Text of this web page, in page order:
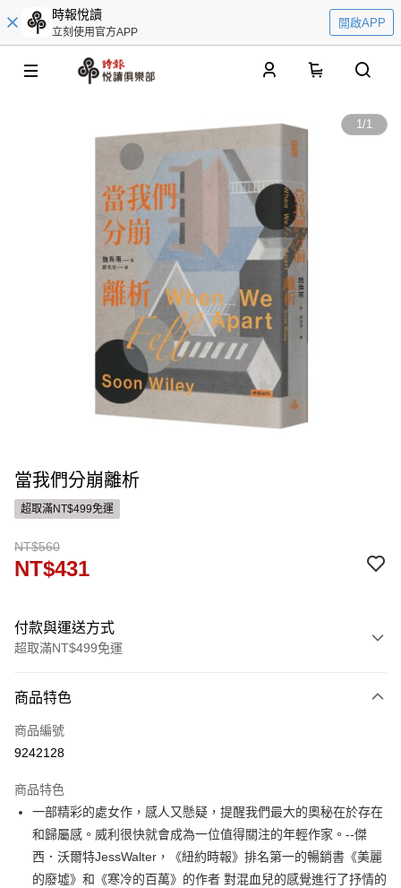
時報悅讀
立刻使用官方APP
開啟APP
1/1
當我們分崩離析
超取滿NT$499免運
NT$560
NT$431
付款與運送方式
超取滿NT$499免運
信用卡一次付款
ATM付款
運送方式
付款後全家取貨
每筆NT$60，滿NT$499(含以上)免運費
付款後7-11取貨
商品特色
商品編號
9242128
商品特色
一部精彩的處女作，感人又懸疑，提醒我們最大的奧秘在於存在
和歸屬感。威利很快就會成為一位值得關注的年輕作家。--傑
西．沃爾特JessWalter，《紐約時報》排名第一的暢銷書《美麗
的廢墟》和《寒冷的百萬》的作者 對混血兒的感覺進行了抒情的